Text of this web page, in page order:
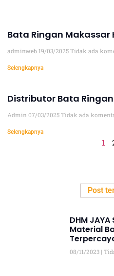
Bata Ringan Makassar
adminweb 19/03/2025Tidak ada
Selengkapnya
Distributor Bata
Admin07/03/2025Tidak ada
Selengkapnya
1
Post
DHM JAYA
Material
08/11/2023